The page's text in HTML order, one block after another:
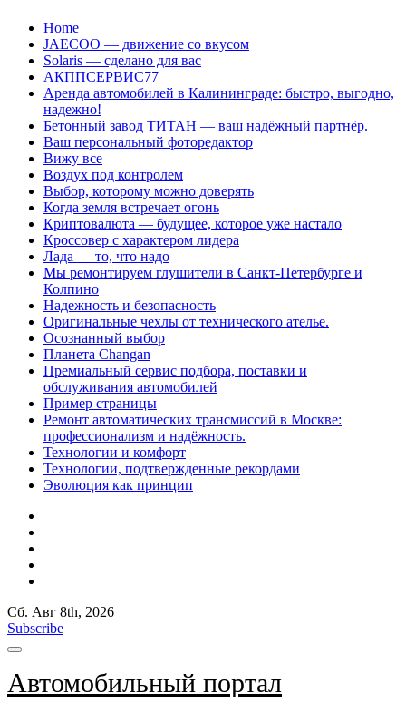
Перейти
содержанию
Home
JAECOO — движение со вкусом
Solaris — сделано для вас
АКППСЕРВИС77
Аренда автомобилей в Калининграде: быстро, выгодно,
надежно!
Бетонный завод ТИТАН — ваш надёжный партнёр.
Ваш персональный фоторедактор
Вижу все
Воздух под контролем
Выбор, которому можно доверять
Когда земля встречает огонь
Криптовалюта — будущее, которое уже настало
Кроссовер с характером лидера
Лада — то, что надо
Мы ремонтируем глушители в Санкт-Петербурге и
Колпино
Надежность и безопасность
Оригинальные чехлы от технического ателье.
Осознанный выбор
Планета Changan
Премиальный сервис подбора, поставки и
обслуживания автомобилей
Пример страницы
Ремонт автоматических трансмиссий в Москве:
профессионализм и надёжность.
Технологии и комфорт
Технологии, подтвержденные рекордами
Эволюция как принцип
Сб. Авг 8th, 2026
Subscribe
Автомобильный портал